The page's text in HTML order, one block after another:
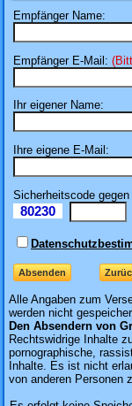
Empfänger Name:
Empfänger E-Mail:
Ihr eigener Name:
Ihre eigene E-Mail:
Sicherheitscode gegen
80230
Alle Angaben zum
werden nicht
Den Absendern von
Rechtswidrige Inhalte
pornographische,
Inhalte. Es ist nicht
von anderen Personen